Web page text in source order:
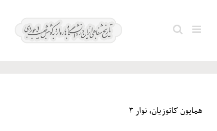
کاتوزیان،
همایون کاتوزیان، نوار ۳